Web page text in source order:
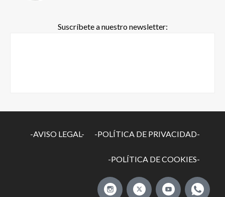
Suscríbete a nuestro newsletter:
-AVISO LEGAL- -POLÍTICA DE PRIVACIDAD-
-POLÍTICA DE COOKIES-